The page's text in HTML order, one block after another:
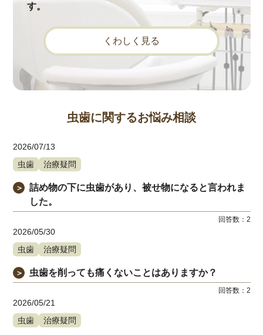
す。
くわしく見る
虫歯に関するお悩み相談
2026/07/13
虫歯
治療疑問
＞
詰め物の下に虫歯があり、被せ物になると言われま
した。
回答数： 2
2026/05/30
虫歯
治療疑問
＞ 虫歯を削っても痛くないことはありますか？
回答数： 2
2026/05/21
虫歯
治療疑問